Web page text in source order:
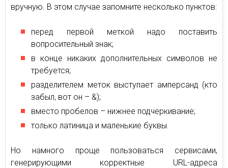
вручную. В этом случае запомните несколько пунктов:
перед первой меткой надо поставить
вопросительный знак;
в конце никаких дополнительных символов не
требуется;
разделителем меток выступает амперсанд (кто
забыл, вот он – &);
вместо пробелов – нижнее подчеркивание;
только латиница и маленькие буквы.
Но намного проще пользоваться сервисами,
генерирующими корректные URL-адреса